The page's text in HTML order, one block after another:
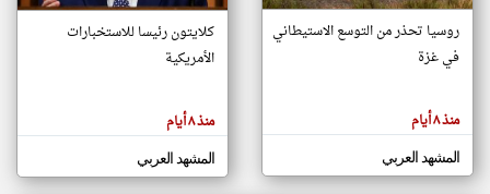
مصادر الأخبار من اليمن
اخبار اليمن على مدار الساعة
أهم اخبار اليمن العاجلة والمباشرة
المقالات
الموجوده
هنا عن
وجهة
كاتبيها.
روسيا تحذر من التوسع الاستيطاني
في غزة
منذ ٨ أيام
المشهد العربي
كلايتون رئيسا للاستخبارات
الأمريكية
منذ ٨ أيام
المشهد العربي
klyoum.com